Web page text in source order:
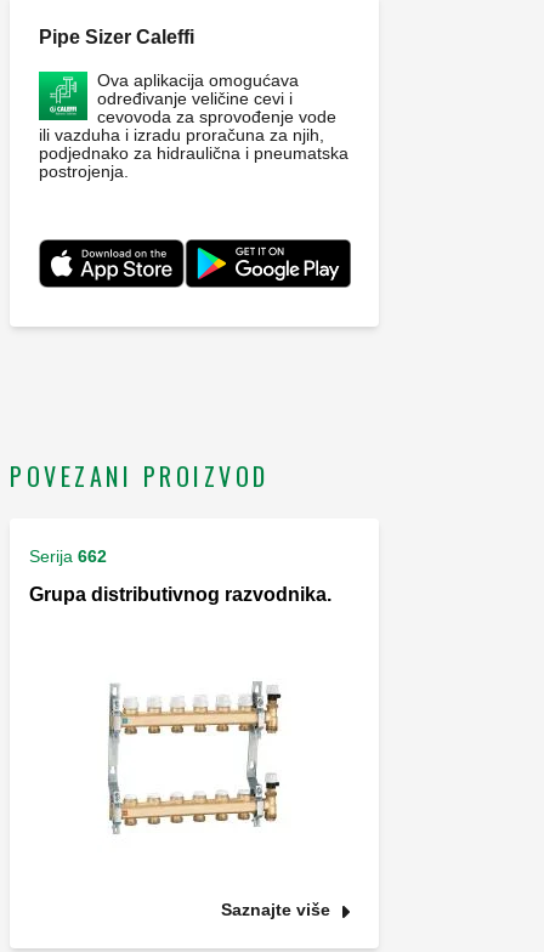
Pipe Sizer Caleffi
Ova aplikacija omogućava
određivanje veličine cevi i
cevovoda za sprovođenje vode
ili vazduha i izradu proračuna za njih,
podjednako za hidraulična i pneumatska
postrojenja.
POVEZANI PROIZVOD
Serija 662
Grupa distributivnog razvodnika.
Saznajte više